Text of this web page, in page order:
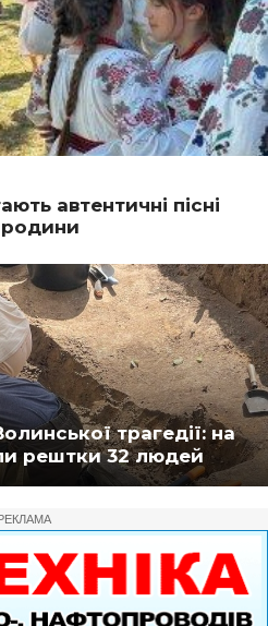
автентичні пісні
родини
трагедії: на
рештки 32 людей